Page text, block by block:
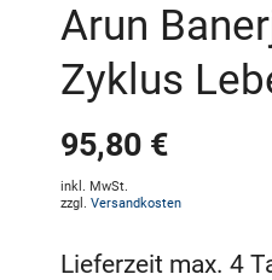
Arun
Zyklus
95,80 €
inkl. MwSt.
zzgl. Versandkosten
Lieferzeit max. 4